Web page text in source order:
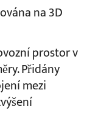
na 3D
prostor v
Přidány
mezi